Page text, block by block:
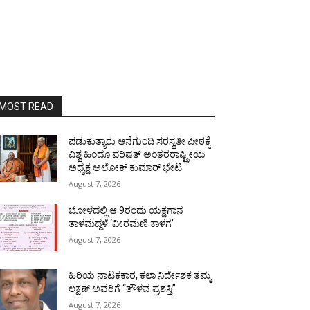
READ
ಪಡುಕುತ್ಯಾರು ಆನೆಗುಂದಿ ಸರಸ್ವತೀ ಪೀಠಕ್ಕೆ
ವಿಶ್ವ ಹಿಂದೂ ಪರಿಷತ್ ಅಂತರರಾಷ್ಟ್ರೀಯ
ಅಧ್ಯಕ್ಷ ಅಲೋಕ್ ಕುಮಾರ್ ಭೇಟಿ
August 7, 2026
ಬೋಳದಲ್ಲಿ ಆ.9ರಂದು ಯಕ್ಷಗಾನ
ತಾಳಮದ್ದಳೆ ‘ವೀರಮಣಿ ಕಾಳಗ’
August 7, 2026
ಹಿರಿಯ ನಾಟಕಕಾರ, ಕಲಾ ನಿರ್ದೇಶಕ ತಮ್ಮ
ಲಕ್ಷಣ್ ಅವರಿಗೆ “ತೌಳವ ಪ್ರಶಸ್ತಿ”
August 7, 2026